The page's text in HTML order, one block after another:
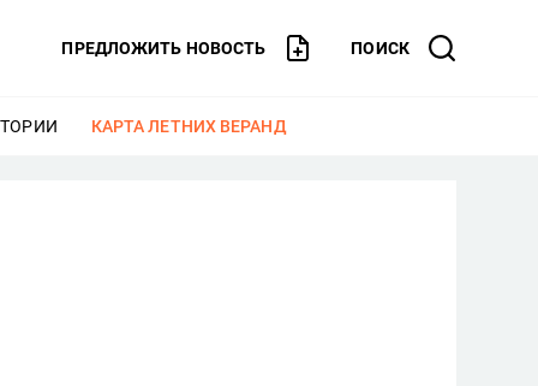
ПРЕДЛОЖИТЬ НОВОСТЬ ПОИСК
ЕЩЕ
КАРТА ЛЕТНИХ ВЕРАНД